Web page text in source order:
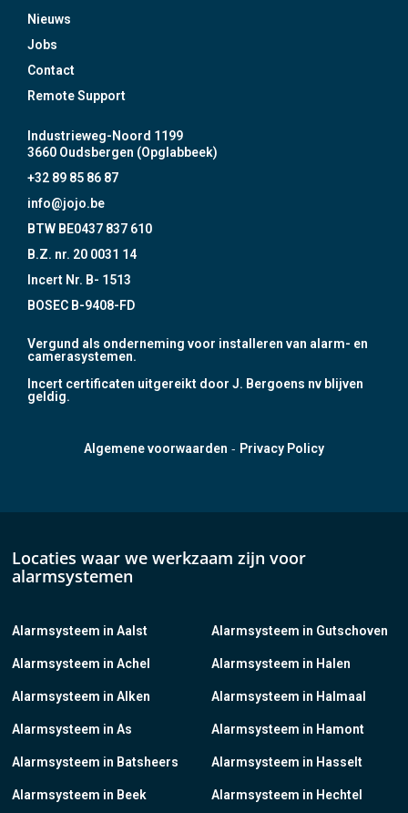
Nieuws
Jobs
Contact
Remote Support
Industrieweg-Noord 1199
3660 Oudsbergen (Opglabbeek)
+32 89 85 86 87
info@jojo.be
BTW BE0437 837 610
B.Z. nr. 20 0031 14
Incert Nr. B- 1513
BOSEC B-9408-FD
Vergund als onderneming voor installeren van alarm- en
camerasystemen.
Incert certificaten uitgereikt door J. Bergoens nv blijven
geldig.
Algemene voorwaarden - Privacy Policy
Locaties waar we werkzaam zijn voor
alarmsystemen
Alarmsysteem in Aalst
Alarmsysteem in Achel
Alarmsysteem in Alken
Alarmsysteem in As
Alarmsysteem in Batsheers
Alarmsysteem in Beek
Alarmsysteem in Gutschoven
Alarmsysteem in Halen
Alarmsysteem in Halmaal
Alarmsysteem in Hamont
Alarmsysteem in Hasselt
Alarmsysteem in Hechtel